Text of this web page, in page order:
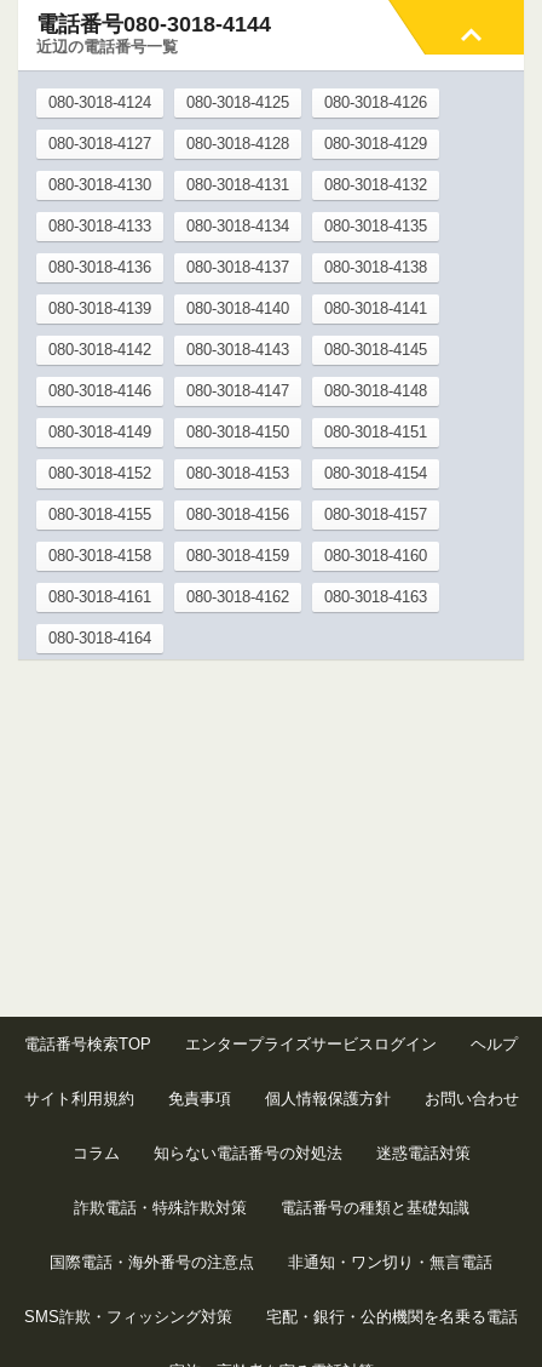
電話番号080-3018-4144
近辺の電話番号一覧
080-3018-4124 080-3018-4125 080-3018-4126
080-3018-4127 080-3018-4128 080-3018-4129
080-3018-4130 080-3018-4131 080-3018-4132
080-3018-4133 080-3018-4134 080-3018-4135
080-3018-4136 080-3018-4137 080-3018-4138
080-3018-4139 080-3018-4140 080-3018-4141
080-3018-4142 080-3018-4143 080-3018-4145
080-3018-4146 080-3018-4147 080-3018-4148
080-3018-4149 080-3018-4150 080-3018-4151
080-3018-4152 080-3018-4153 080-3018-4154
080-3018-4155 080-3018-4156 080-3018-4157
080-3018-4158 080-3018-4159 080-3018-4160
080-3018-4161 080-3018-4162 080-3018-4163
080-3018-4164
電話番号検索TOP エンタープライズサービスログイン ヘルプ
サイト利用規約 免責事項 個人情報保護方針 お問い合わせ
コラム 知らない電話番号の対処法 迷惑電話対策
詐欺電話・特殊詐欺対策 電話番号の種類と基礎知識
国際電話・海外番号の注意点 非通知・ワン切り・無言電話
SMS詐欺・フィッシング対策 宅配・銀行・公的機関を名乗る電話